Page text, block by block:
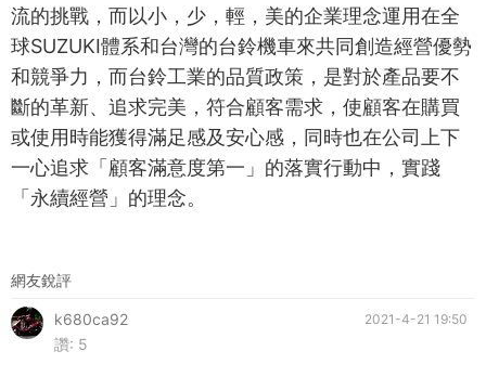
流的挑戰，而以小，少，輕，美的企業理念運用在全
球SUZUKI體系和台灣的台鈴機車來共同創造經營優勢
和競爭力，而台鈴工業的品質政策，是對於產品要不
斷的革新、追求完美，符合顧客需求，使顧客在購買
或使用時能獲得滿足感及安心感，同時也在公司上下
一心追求「顧客滿意度第一」的落實行動中，實踐
「永續經營」的理念。
網友銳評
2021-4-21 19:50
k680ca92
讚: 5